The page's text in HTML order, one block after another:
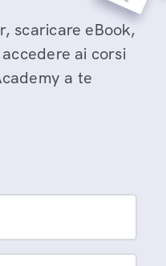
scaricare eBook,
ai corsi
a te